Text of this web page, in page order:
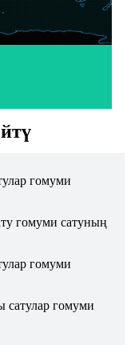
гомуми
гомуми сатуның
гомуми
сатулар гомуми